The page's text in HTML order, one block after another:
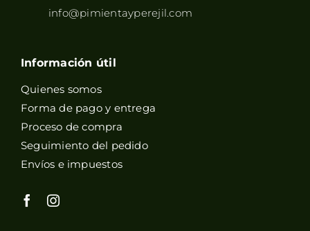
info@pimientayperejil.com
Información útil
Quienes somos
Forma de pago y entrega
Proceso de compra
Seguimiento del pedido
Envíos e impuestos